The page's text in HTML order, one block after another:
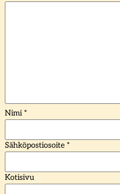
Nimi *
Sähköpostiosoite *
Kotisivu